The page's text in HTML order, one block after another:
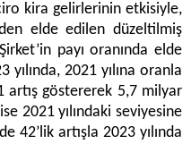
kira gelirlerinin etkisiyle,
elde edilen düzeltilmiş
payı oranında elde
2021 yılına oranla
göstererek 5,7 milyar
2021 yılındaki seviyesine
42’lik artışla 2023 yılında